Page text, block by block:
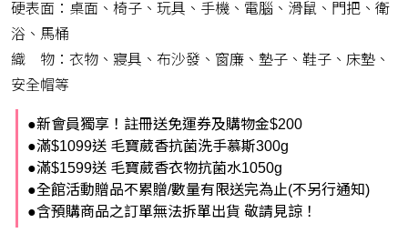
硬表面：桌面、椅子、玩具、手機、電腦、滑鼠、門把、衛
浴、馬桶
織 物：衣物、寢具、布沙發、窗廉、墊子、鞋子、床墊、
安全帽等
●新會員獨享！註冊送免運券及購物金$200
●滿$1099送 毛寶葳香抗菌洗手慕斯300g
●滿$1599送 毛寶葳香衣物抗菌水1050g
●全館活動贈品不累贈/數量有限送完為止(不另行通知)
●含預購商品之訂單無法拆單出貨 敬請見諒！